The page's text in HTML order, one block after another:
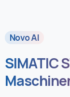
Novo AI
SIMATIC